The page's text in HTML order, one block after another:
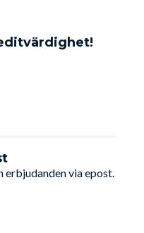
erbjudanden via epost.